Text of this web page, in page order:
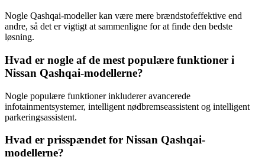
Nogle Qashqai-modeller kan være mere brændstofeffektive end
andre, så det er vigtigt at sammenligne for at finde den bedste
løsning.
Hvad er nogle af de mest populære funktioner i
Nissan Qashqai-modellerne?
Nogle populære funktioner inkluderer avancerede
infotainmentsystemer, intelligent nødbremseassistent og intelligent
parkeringsassistent.
Hvad er prisspændet for Nissan Qashqai-
modellerne?